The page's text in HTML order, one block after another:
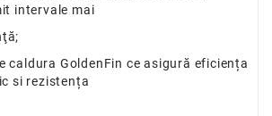
intervale mai
caldura GoldenFin ce asigură eficiența
si rezistența